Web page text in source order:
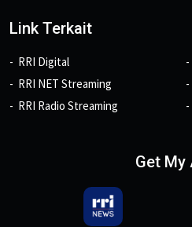
Link Terkait
RRI Digital
RRI NET Streaming
RRI Radio Streaming
Get My